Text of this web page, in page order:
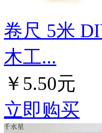
卷尺 5米
木工...
￥5.50元
立即购买